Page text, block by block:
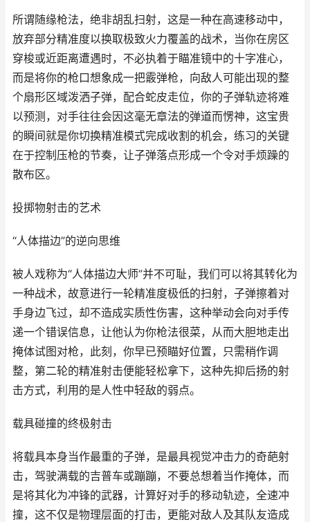
所谓随缘枪法，绝非胡乱扫射，这是一种在高速移动中，
放弃部分精准度以换取极致火力覆盖的战术，当你在房区
穿梭或近距离遭遇时，不必执着于瞄准镜中的十字准心，
而是将你的枪口想象成一把霰弹枪，向敌人可能出现的整
个扇形区域泼洒子弹，配合蛇皮走位，你的子弹轨迹将难
以预测，对手往往会因这毫无章法的弹道而愣神，这宝贵
的瞬间就是你切换精准模式完成收割的机会，练习的关键
在于控制压枪的节奏，让子弹落点形成一个令对手烦躁的
散布区。
投掷物射击的艺术
“人体描边”的逆向思维
被人戏称为“人体描边大师”并不可耻，我们可以将其转化为
一种战术，故意进行一轮精准度极低的扫射，子弹擦着对
手身边飞过，却不造成实质性伤害，这种举动会向对手传
递一个错误信息，让他认为你枪法很菜，从而大胆地走出
掩体试图对枪，此刻，你早已预瞄好位置，只需稍作调
整，第二轮的精准射击便能轻松拿下，这种先抑后扬的射
击方式，利用的是人性中轻敌的弱点。
载具碰撞的终极射击
将载具本身当作最重的子弹，是最具视觉冲击力的奇葩射
击，驾驶满载的吉普车或蹦蹦，不要总想着当作掩体，而
是将其化为冲锋的武器，计算好对手的移动轨迹，全速冲
撞，这不仅是物理层面的打击，更能对敌人及其队友造成